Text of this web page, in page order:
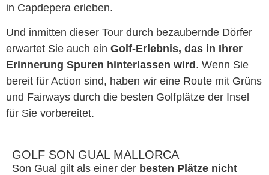
in Capdepera erleben.
Und inmitten dieser Tour durch bezaubernde Dörfer
erwartet Sie auch ein Golf-Erlebnis, das in Ihrer
Erinnerung Spuren hinterlassen wird . Wenn Sie
bereit für Action sind, haben wir eine Route mit Grüns
und Fairways durch die besten Golfplätze der Insel
für Sie vorbereitet.
GOLF SON GUAL MALLORCA
Son Gual gilt als einer der besten Plätze nicht